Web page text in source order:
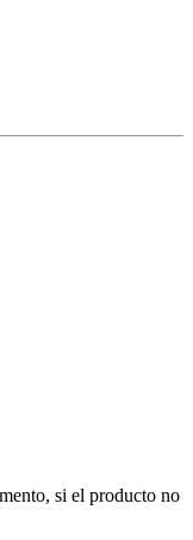
si el producto no